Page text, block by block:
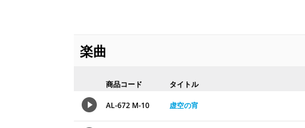
楽曲
商品コード タイトル
AL-672 M-10 虚空の宵